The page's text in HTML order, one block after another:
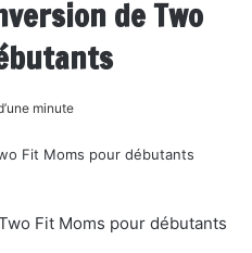
de Two
minute
Fit Moms pour débutants